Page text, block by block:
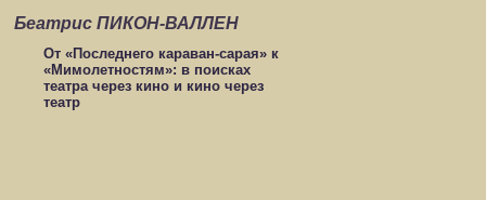
Беатрис ПИКОН-ВАЛЛЕН
От «Последнего караван-сарая» к
«Мимолетностям»: в поисках
театра через кино и кино через
театр